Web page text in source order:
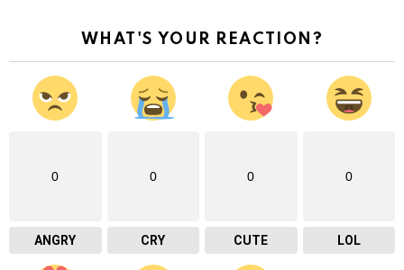
WHAT'S YOUR REACTION?
0
ANGRY
0
CRY
0
CUTE
0
LOL